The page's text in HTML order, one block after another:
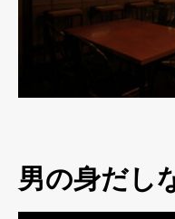
男の身だし